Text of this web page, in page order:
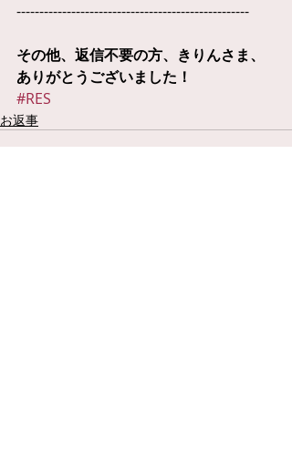
---------------------------------------------------
その他、返信不要の方、きりんさま、
ありがとうございました！
#RES
お返事